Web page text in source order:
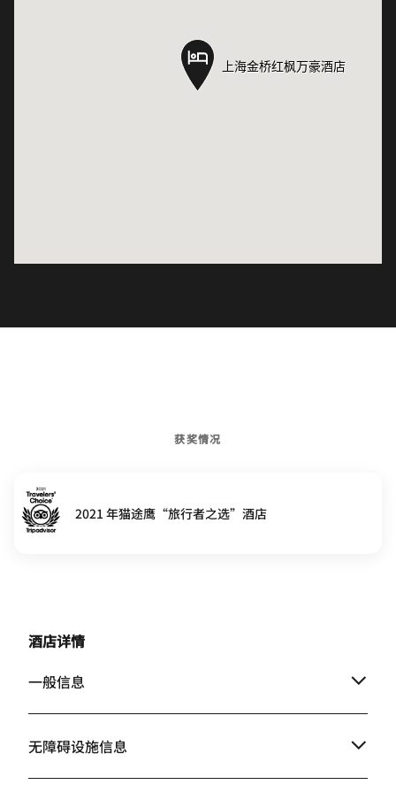
上海金桥红枫万豪酒店
上海金桥红枫万豪酒店
获奖情况
2021 年猫途鹰“旅行者之选”酒店
酒店详情
一般信息
无障碍设施信息